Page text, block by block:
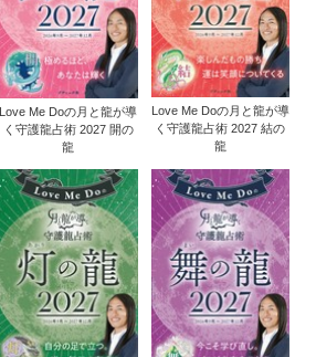
Love Me Doの月と龍が導
く守護龍占術 2027 開の
龍
Love Me Doの月と龍が導
く守護龍占術 2027 結の
龍